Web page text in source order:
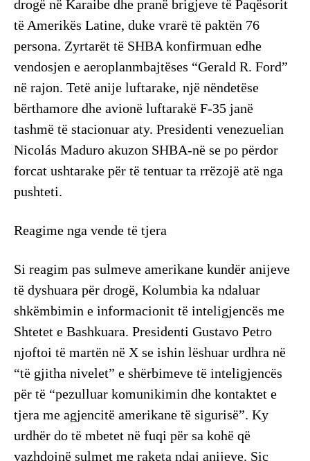
drogë në Karaibe dhe pranë brigjeve të Paqësorit
të Amerikës Latine, duke vrarë të paktën 76
persona. Zyrtarët të SHBA konfirmuan edhe
vendosjen e aeroplanmbajtëses “Gerald R. Ford”
në rajon. Tetë anije luftarake, një nëndetëse
bërthamore dhe avionë luftarakë F-35 janë
tashmë të stacionuar aty. Presidenti venezuelian
Nicolás Maduro akuzon SHBA-në se po përdor
forcat ushtarake për të tentuar ta rrëzojë atë nga
pushteti.
Reagime nga vende të tjera
Si reagim pas sulmeve amerikane kundër anijeve
të dyshuara për drogë, Kolumbia ka ndaluar
shkëmbimin e informacionit të inteligjencës me
Shtetet e Bashkuara. Presidenti Gustavo Petro
njoftoi të martën në X se ishin lëshuar urdhra në
“të gjitha nivelet” e shërbimeve të inteligjencës
për të “pezulluar komunikimin dhe kontaktet e
tjera me agjencitë amerikane të sigurisë”. Ky
urdhër do të mbetet në fuqi për sa kohë që
vazhdojnë sulmet me raketa ndaj anijeve. Siç